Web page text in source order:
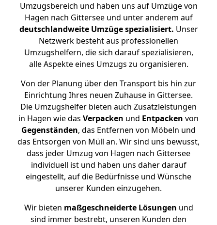
Umzugsbereich und haben uns auf Umzüge von
Hagen nach Gittersee und unter anderem auf
deutschlandweite Umzüge spezialisiert. Unser
Netzwerk besteht aus professionellen
Umzugshelfern, die sich darauf spezialisieren,
alle Aspekte eines Umzugs zu organisieren.
Von der Planung über den Transport bis hin zur
Einrichtung Ihres neuen Zuhause in Gittersee.
Die Umzugshelfer bieten auch Zusatzleistungen
in Hagen wie das Verpacken und Entpacken von
Gegenständen, das Entfernen von Möbeln und
das Entsorgen von Müll an. Wir sind uns bewusst,
dass jeder Umzug von Hagen nach Gittersee
individuell ist und haben uns daher darauf
eingestellt, auf die Bedürfnisse und Wünsche
unserer Kunden einzugehen.
Wir bieten maßgeschneiderte Lösungen und
sind immer bestrebt, unseren Kunden den